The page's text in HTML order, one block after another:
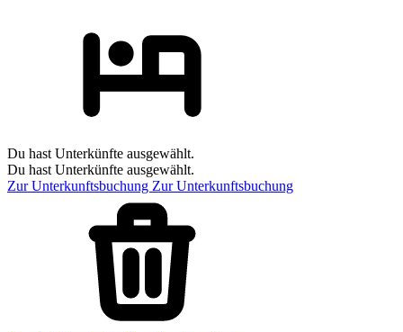
Du hast Unterkünfte ausgewählt.
Du hast Unterkünfte ausgewählt.
Zur Unterkunftsbuchung Zur Unterkunftsbuchung